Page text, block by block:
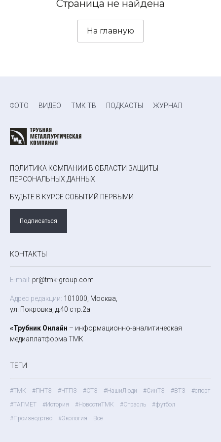
Страница не найдена
На главную
ФОТО ВИДЕО ТМК ТВ ПОДКАСТЫ ЖУРНАЛ
ПОЛИТИКА КОМПАНИИ В ОБЛАСТИ ЗАЩИТЫ
ПЕРСОНАЛЬНЫХ ДАННЫХ
БУДЬТЕ В КУРСЕ СОБЫТИЙ ПЕРВЫМИ
Подписаться
КОНТАКТЫ
E-mail: pr@tmk-group.com
Адрес редакции: 101000, Москва,
ул. Покровка, д.40 стр.2а
«Трубник Онлайн – информационно-аналитическая
медиаплатформа ТМК
ТЕГИ
#ТМК #ПНТЗ #ЧТПЗ #СТЗ #НашиЛюди #СинТЗ #ВТЗ
#спорт
#ТАГМЕТ
#История #НовостиТМК #Отрасль
#футбол
#Производство
#Экология Все